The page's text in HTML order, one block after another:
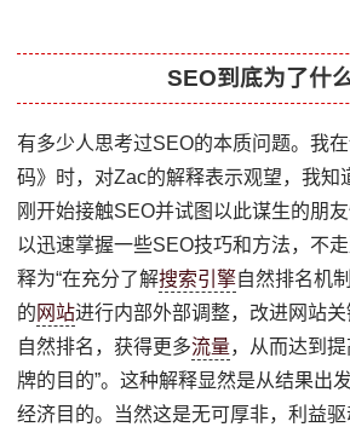
SEO到底为了什
有多少人思考过SEO的本质问题。我
码》时，对Zac的解释表示观望，我知
刚开始接触SEO并试图以此谋生的朋友
以迅速掌握一些SEO技巧和方法，不
释为“在充分了解搜索引擎自然排名机
的 网站进行内部外部调整，改进网站
自然排名，获得更多流量，从而达到
牌的目的”。这种解释显然是从结果出
经济目的。当然这是无可厚非，利益